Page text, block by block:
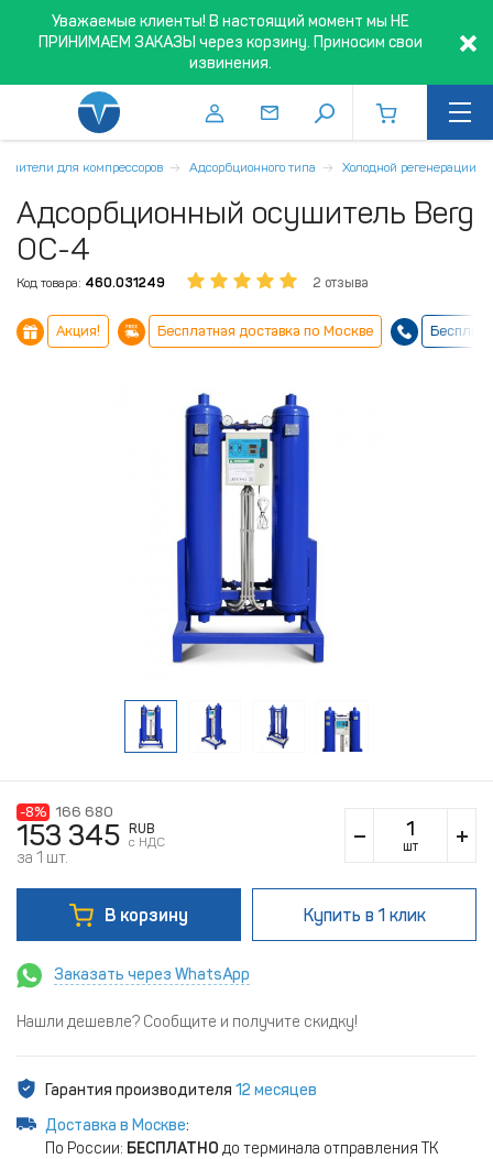
Уважаемые клиенты! В настоящий момент мы НЕ
ПРИНИМАЕМ ЗАКАЗЫ через корзину. Приносим свои
извинения.
для компрессоров Адсорбционного типа Холодной регенерации
Адсорбционный осушитель Berg
ОС-4
Код товара: 460.031249 2 отзыва
Акция! Бесплатная доставка по Москве
-8% 166 680
153 345
RUB
c НДС
за 1 шт.
шт
В корзину Купить в 1 клик
Заказать через WhatsApp
Нашли дешевле? Сообщите и получите скидку!
Гарантия производителя 12 месяцев
Доставка в Москве:
По России: БЕСПЛАТНО до терминала отправления ТК